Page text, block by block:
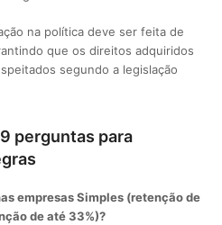
na política deve ser feita de
que os direitos adquiridos
segundo a legislação
perguntas para
empresas Simples (retenção de
de até 33%)?